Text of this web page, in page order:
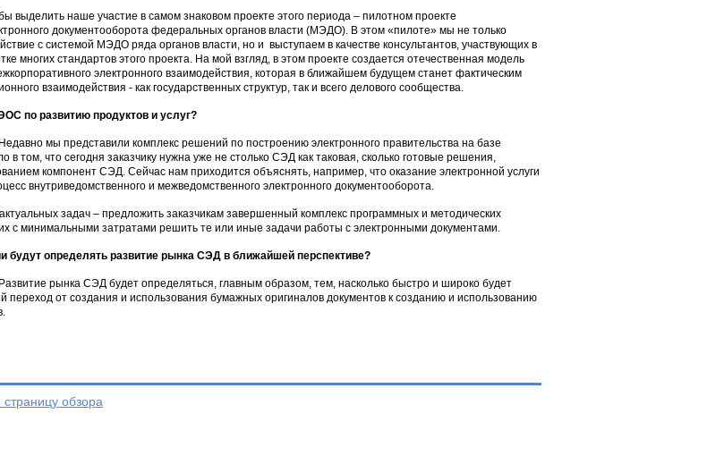
выделить наше участие в самом знаковом проекте этого периода – пилотном проекте
документооборота федеральных органов власти (МЭДО). В этом «пилоте» мы не только
с системой МЭДО ряда органов власти, но и выступаем в качестве консультантов, участвующих в
многих стандартов этого проекта. На мой взгляд, в этом проекте создается отечественная модель
электронного взаимодействия, которая в ближайшем будущем станет фактическим
взаимодействия - как государственных структур, так и всего делового сообщества.
по развитию продуктов и услуг?
Недавно мы представили комплекс решений по построению электронного правительства на базе
в том, что сегодня заказчику нужна уже не столько СЭД как таковая, сколько готовые решения,
компонент СЭД. Сейчас нам приходится объяснять, например, что оказание электронной услуги
внутриведомственного и межведомственного электронного документооборота.
задач – предложить заказчикам завершенный комплекс программных и методических
с минимальными затратами решить те или иные задачи работы с электронными документами.
будут определять развитие рынка СЭД в ближайшей перспективе?
Развитие рынка СЭД будет определяться, главным образом, тем, насколько быстро и широко будет
переход от создания и использования бумажных оригиналов документов к созданию и использованию
обзора